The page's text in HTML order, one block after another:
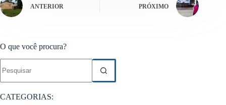
ANTERIOR PRÓXIMO
O que você procura?
resultados
CATEGORIAS: